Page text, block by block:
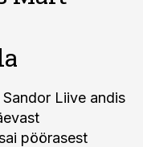
Liive andis
pöörasest